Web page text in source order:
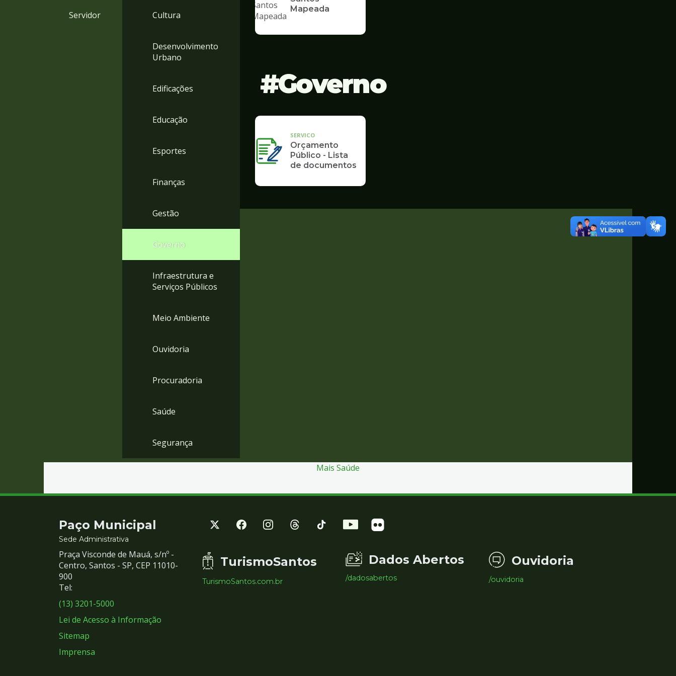
Servidor Cultura
Desenvolvimento
Urbano
Edificações
Educação
Esportes
Finanças
Gestão
Governo
Infraestrutura e
Serviços Públicos
Meio Ambiente
Ouvidoria
Procuradoria
Saúde
Segurança
Mapeada
Governo
SERVICO
Orçamento
Público - Lista
de documentos
Mais Saúde
Contato
e
Redes
Sociais
Paço Municipal
Sede Administrativa
Praça Visconde de Mauá, s/nº -
Centro, Santos - SP, CEP 11010-
900
Tel:
(13) 3201-5000
Lei de Acesso à Informação
Sitemap
Imprensa
TurismoSantos
TurismoSantos.com.br
Dados Abertos
/dadosabertos
Ouvidoria
/ouvidoria